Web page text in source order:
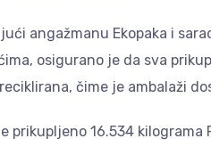
angažmanu Ekopaka i
osigurano je da sva
čime je ambalaži
prikupljeno 16.534